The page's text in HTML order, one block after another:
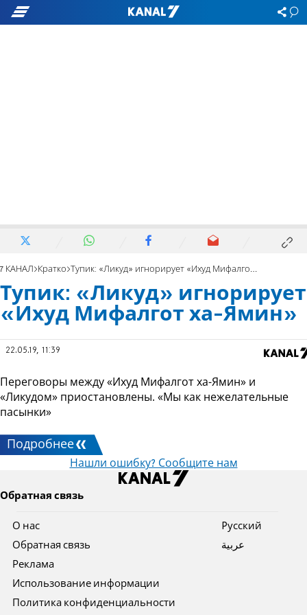
7 КАНАЛ Кратко Тупик: «Ликуд» игнорирует «Ихуд Мифалгот ха-Ямин»
Тупик: «Ликуд» игнорирует
«Ихуд Мифалгот ха-Ямин»
22.05.19, 11:39
Переговоры между «Ихуд Мифалгот ха-Ямин» и
«Ликудом» приостановлены. «Мы как нежелательные
пасынки»
Подробнее
Нашли ошибку? Сообщите нам
Обратная связь
О нас
Обратная связь
Реклама
Использование информации
Политика конфиденциальности
Pусский
عربية